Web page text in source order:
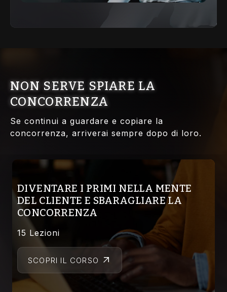
NON SERVE SPIARE LA
CONCORRENZA
Se continui a guardare e copiare la
concorrenza, arriverai sempre dopo di loro.
DIVENTARE I PRIMI NELLA MENTE
DEL CLIENTE E SBARAGLIARE LA
CONCORRENZA
15 Lezioni
SCOPRI IL CORSO